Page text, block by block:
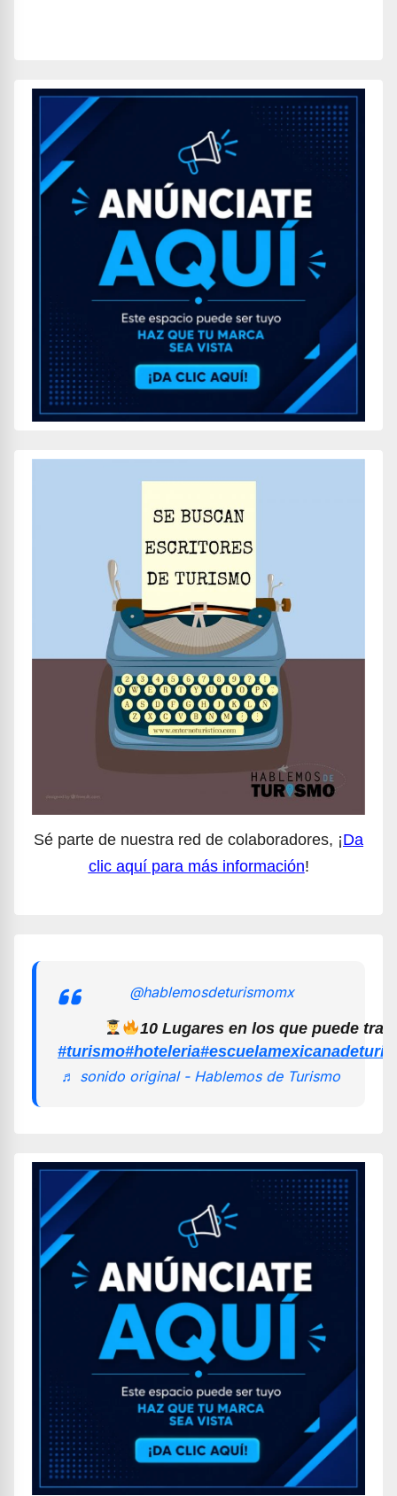
Sé parte de nuestra red de colaboradores, ¡Da
clic aquí para más información!
@hablemosdeturismomx
10 Lugares en los que puede
#turismo#hoteleria
♬ sonido original - Hablemos de Turismo